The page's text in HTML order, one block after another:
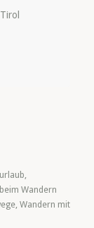
,
Wandern
, Wandern mit